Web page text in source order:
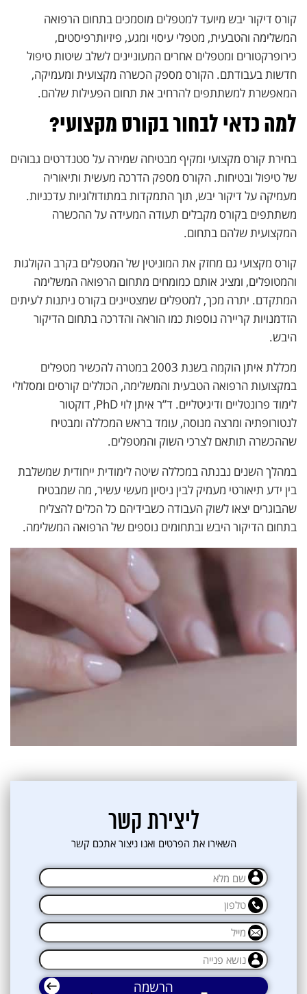
קורס דיקור יבש מיועד למטפלים מוסמכים בתחום הרפואה
המשלימה והטבעית, מטפלי עיסוי ומגע, פיזיותרפיסטים,
כירופרקטורים ומטפלים אחרים המעוניינים לשלב שיטות טיפול
חדשות בעבודתם. הקורס מספק הכשרה מקצועית ומעמיקה,
המאפשרת למשתתפים להרחיב את תחום הפעילות שלהם.
למה כדאי לבחור בקורס מקצועי?
בחירת קורס מקצועי ומקיף מבטיחה שמירה על סטנדרטים גבוהים
של טיפול ובטיחות. הקורס מספק הדרכה מעשית ותיאוריה
מעמיקה על דיקור יבש, תוך התמקדות במתודולוגיות עדכניות.
משתתפים בקורס מקבלים תעודה המעידה על ההכשרה
המקצועית שלהם בתחום.
קורס מקצועי גם מחזק את המוניטין של המטפלים בקרב הקולגות
והמטופלים, ומציג אותם כמומחים מתחום הרפואה המשלימה
המתקדם. יתרה מכך, למטפלים שמצטיינים בקורס ניתנות לעיתים
הזדמנויות קריירה נוספות כמו הוראה והדרכה בתחום הדיקור
היבש.
מכללת איתן הוקמה בשנת 2003 במטרה להכשיר מטפלים
במקצועות הרפואה הטבעית והמשלימה, הכוללים קורסים ומסלולי
לימוד פרונטליים ודיגיטליים. ד”ר איתן לוי PhD, דוקטור
לנטורופתיה ומרצה מנוסה, עומד בראש המכללה ומבטיח
שההכשרה תותאם לצרכי השוק והמטפלים.
במהלך השנים נבנתה במכללה שיטה לימודית ייחודית שמשלבת
בין ידע תיאורטי מעמיק לבין ניסיון מעשי עשיר, מה שמבטיח
שהבוגרים יצאו לשוק העבודה כשבידיהם כל הכלים להצליח
בתחום הדיקור היבש ובתחומים נוספים של הרפואה המשלימה.
ליצירת קשר
השאירו את הפרטים ואנו ניצור אתכם קשר